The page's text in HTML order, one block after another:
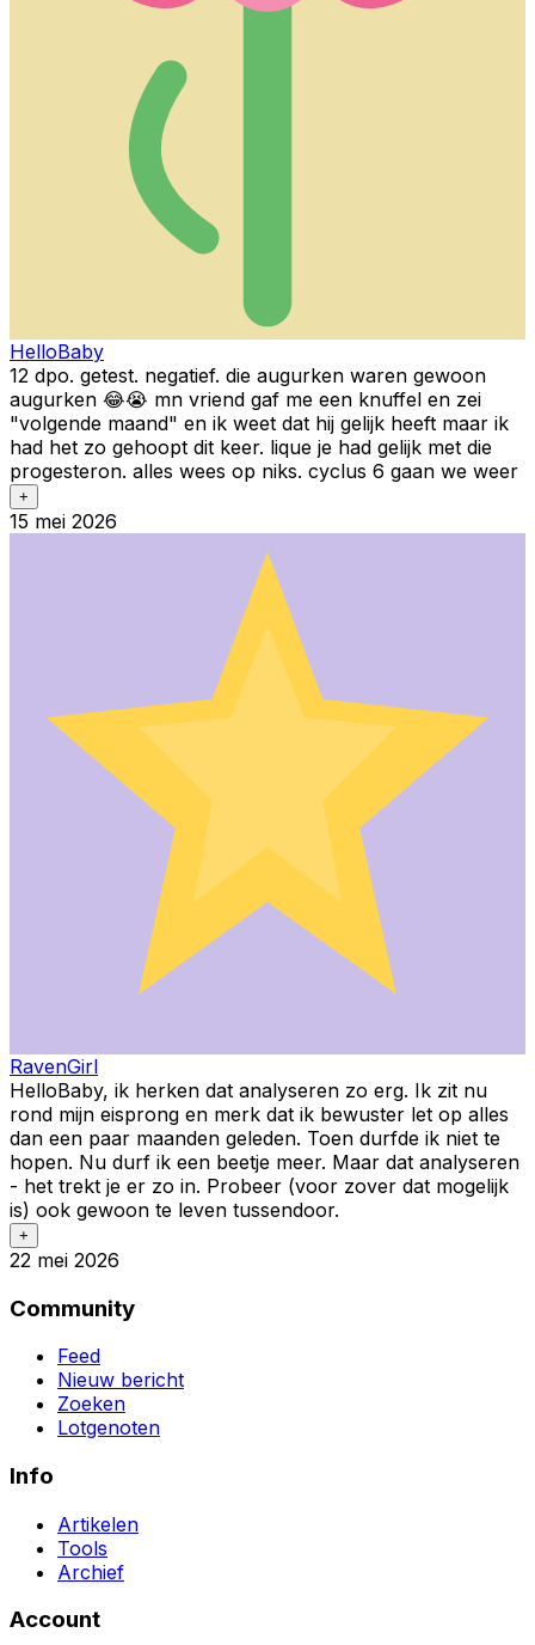
HelloBaby
12 dpo. getest. negatief. die augurken waren gewoon
augurken 😂😭 mn vriend gaf me een knuffel en zei
"volgende maand" en ik weet dat hij gelijk heeft maar ik
had het zo gehoopt dit keer. lique je had gelijk met die
progesteron. alles wees op niks. cyclus 6 gaan we weer
+
15 mei 2026
RavenGirl
HelloBaby, ik herken dat analyseren zo erg. Ik zit nu
rond mijn eisprong en merk dat ik bewuster let op alles
dan een paar maanden geleden. Toen durfde ik niet te
hopen. Nu durf ik een beetje meer. Maar dat analyseren
- het trekt je er zo in. Probeer (voor zover dat mogelijk
is) ook gewoon te leven tussendoor.
+
22 mei 2026
Community
Feed
Nieuw bericht
Zoeken
Lotgenoten
Info
Artikelen
Tools
Archief
Account